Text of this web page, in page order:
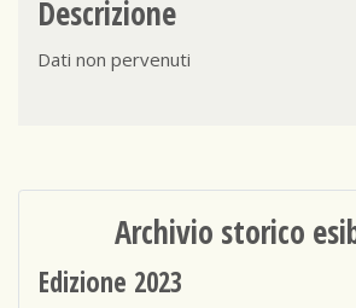
Descrizione
Dati non pervenuti
Archivio storico
Edizione 2023